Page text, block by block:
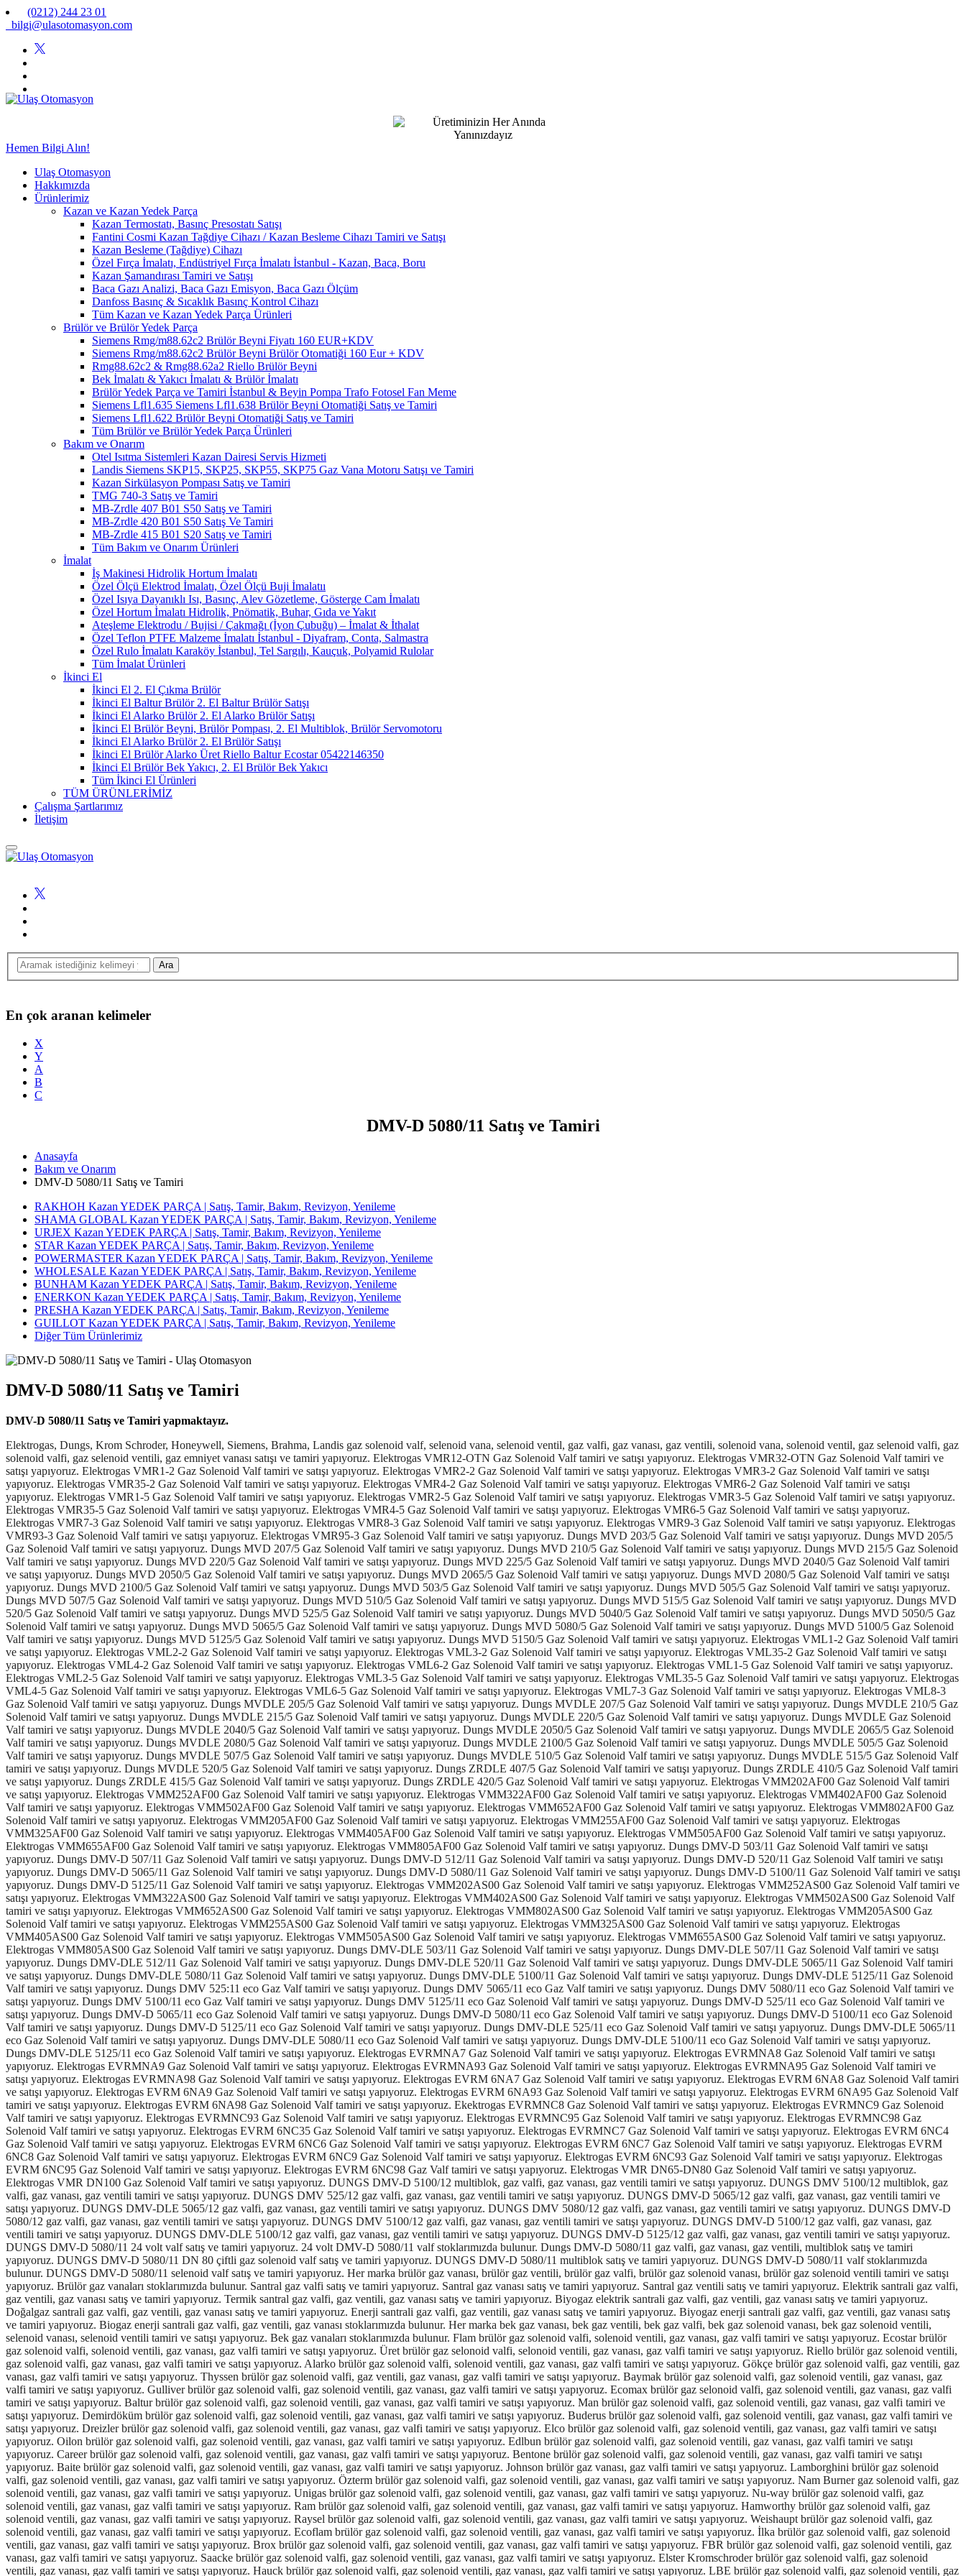
(0212) 244 23 01
bilgi@ulasotomasyon.com
Hemen Bilgi Alın!
Ulaş Otomasyon
Hakkımızda
Ürünlerimiz
Kazan ve Kazan Yedek Parça
Kazan Termostatı, Basınç Presostatı Satışı
Fantini Cosmi Kazan Tağdiye Cihazı / Kazan Besleme Cihazı Tamiri ve Satışı
Kazan Besleme (Tağdiye) Cihazı
Özel Fırça İmalatı, Endüstriyel Fırça İmalatı İstanbul - Kazan, Baca, Boru
Kazan Şamandırası Tamiri ve Satışı
Baca Gazı Analizi, Baca Gazı Emisyon, Baca Gazı Ölçüm
Danfoss Basınç & Sıcaklık Basınç Kontrol Cihazı
Tüm Kazan ve Kazan Yedek Parça Ürünleri
Brülör ve Brülör Yedek Parça
Siemens Rmg/m88.62c2 Brülör Beyni Fiyatı 160 EUR+KDV
Siemens Rmg/m88.62c2 Brülör Beyni Brülör Otomatiği 160 Eur + KDV
Rmg88.62c2 & Rmg88.62a2 Riello Brülör Beyni
Bek İmalatı & Yakıcı İmalatı & Brülör İmalatı
Brülör Yedek Parça ve Tamiri İstanbul & Beyin Pompa Trafo Fotosel Fan Meme
Siemens Lfl1.635 Siemens Lfl1.638 Brülör Beyni Otomatiği Satış ve Tamiri
Siemens Lfl1.622 Brülör Beyni Otomatiği Satış ve Tamiri
Tüm Brülör ve Brülör Yedek Parça Ürünleri
Bakım ve Onarım
Otel Isıtma Sistemleri Kazan Dairesi Servis Hizmeti
Landis Siemens SKP15, SKP25, SKP55, SKP75 Gaz Vana Motoru Satışı ve Tamiri
Kazan Sirkülasyon Pompası Satış ve Tamiri
TMG 740-3 Satış ve Tamiri
MB-Zrdle 407 B01 S50 Satış ve Tamiri
MB-Zrdle 420 B01 S50 Satış Ve Tamiri
MB-Zrdle 415 B01 S20 Satış ve Tamiri
Tüm Bakım ve Onarım Ürünleri
İmalat
İş Makinesi Hidrolik Hortum İmalatı
Özel Ölçü Elektrod İmalatı, Özel Ölçü Buji İmalatıı
Özel Isıya Dayanıklı Isı, Basınç, Alev Gözetleme, Gösterge Cam İmalatı
Özel Hortum İmalatı Hidrolik, Pnömatik, Buhar, Gıda ve Yakıt
Ateşleme Elektrodu / Bujisi / Çakmağı (İyon Çubuğu) – İmalat & İthalat
Özel Teflon PTFE Malzeme İmalatı İstanbul - Diyafram, Conta, Salmastra
Özel Rulo İmalatı Karaköy İstanbul, Tel Sargılı, Kauçuk, Polyamid Rulolar
Tüm İmalat Ürünleri
İkinci El
İkinci El 2. El Çıkma Brülör
İkinci El Baltur Brülör 2. El Baltur Brülör Satışı
İkinci El Alarko Brülör 2. El Alarko Brülör Satışı
İkinci El Brülör Beyni, Brülör Pompası, 2. El Multiblok, Brülör Servomotoru
İkinci El Alarko Brülör 2. El Brülör Satışı
İkinci El Brülör Alarko Üret Riello Baltur Ecostar 05422146350
İkinci El Brülör Bek Yakıcı, 2. El Brülör Bek Yakıcı
Tüm İkinci El Ürünleri
TÜM ÜRÜNLERİMİZ
Çalışma Şartlarımız
İletişim
En çok aranan kelimeler
X
Y
A
B
C
DMV-D 5080/11 Satış ve Tamiri
Anasayfa
Bakım ve Onarım
DMV-D 5080/11 Satış ve Tamiri
RAKHOH Kazan YEDEK PARÇA | Satış, Tamir, Bakım, Revizyon, Yenileme
SHAMA GLOBAL Kazan YEDEK PARÇA | Satış, Tamir, Bakım, Revizyon, Yenileme
URJEX Kazan YEDEK PARÇA | Satış, Tamir, Bakım, Revizyon, Yenileme
STAR Kazan YEDEK PARÇA | Satış, Tamir, Bakım, Revizyon, Yenileme
POWERMASTER Kazan YEDEK PARÇA | Satış, Tamir, Bakım, Revizyon, Yenileme
WHOLESALE Kazan YEDEK PARÇA | Satış, Tamir, Bakım, Revizyon, Yenileme
BUNHAM Kazan YEDEK PARÇA | Satış, Tamir, Bakım, Revizyon, Yenileme
ENERKON Kazan YEDEK PARÇA | Satış, Tamir, Bakım, Revizyon, Yenileme
PRESHA Kazan YEDEK PARÇA | Satış, Tamir, Bakım, Revizyon, Yenileme
GUILLOT Kazan YEDEK PARÇA | Satış, Tamir, Bakım, Revizyon, Yenileme
Diğer Tüm Ürünlerimiz
DMV-D 5080/11 Satış ve Tamiri
DMV-D 5080/11 Satış ve Tamiri yapmaktayız.
Elektrogas, Dungs, Krom Schroder, Honeywell, Siemens, Brahma, Landis gaz solenoid valf, selenoid vana, selenoid ventil, gaz valfi, gaz vanası, gaz ventili, solenoid vana, solenoid ventil, gaz selenoid valfi, gaz solenoid valfi, gaz selenoid ventili, gaz emniyet vanası satışı ve tamiri yapıyoruz. Elektrogas VMR12-OTN Gaz Solenoid Valf tamiri ve satışı yapıyoruz. Elektrogas VMR32-OTN Gaz Solenoid Valf tamiri ve satışı yapıyoruz. Elektrogas VMR1-2 Gaz Solenoid Valf tamiri ve satışı yapıyoruz. Elektrogas VMR2-2 Gaz Solenoid Valf tamiri ve satışı yapıyoruz. Elektrogas VMR3-2 Gaz Solenoid Valf tamiri ve satışı yapıyoruz. Elektrogas VMR35-2 Gaz Solenoid Valf tamiri ve satışı yapıyoruz. Elektrogas VMR4-2 Gaz Solenoid Valf tamiri ve satışı yapıyoruz. Elektrogas VMR6-2 Gaz Solenoid Valf tamiri ve satışı yapıyoruz. Elektrogas VMR1-5 Gaz Solenoid Valf tamiri ve satışı yapıyoruz. Elektrogas VMR2-5 Gaz Solenoid Valf tamiri ve satışı yapıyoruz. Elektrogas VMR3-5 Gaz Solenoid Valf tamiri ve satışı yapıyoruz. Elektrogas VMR35-5 Gaz Solenoid Valf tamiri ve satışı yapıyoruz. Elektrogas VMR4-5 Gaz Solenoid Valf tamiri ve satışı yapıyoruz. Elektrogas VMR6-5 Gaz Solenoid Valf tamiri ve satışı yapıyoruz. Elektrogas VMR7-3 Gaz Solenoid Valf tamiri ve satışı yapıyoruz. Elektrogas VMR8-3 Gaz Solenoid Valf tamiri ve satışı yapıyoruz. Elektrogas VMR9-3 Gaz Solenoid Valf tamiri ve satışı yapıyoruz. Elektrogas VMR93-3 Gaz Solenoid Valf tamiri ve satışı yapıyoruz. Elektrogas VMR95-3 Gaz Solenoid Valf tamiri ve satışı yapıyoruz. Dungs MVD 203/5 Gaz Solenoid Valf tamiri ve satışı yapıyoruz. Dungs MVD 205/5 Gaz Solenoid Valf tamiri ve satışı yapıyoruz. Dungs MVD 207/5 Gaz Solenoid Valf tamiri ve satışı yapıyoruz. Dungs MVD 210/5 Gaz Solenoid Valf tamiri ve satışı yapıyoruz. Dungs MVD 215/5 Gaz Solenoid Valf tamiri ve satışı yapıyoruz. Dungs MVD 220/5 Gaz Solenoid Valf tamiri ve satışı yapıyoruz. Dungs MVD 225/5 Gaz Solenoid Valf tamiri ve satışı yapıyoruz. Dungs MVD 2040/5 Gaz Solenoid Valf tamiri ve satışı yapıyoruz. Dungs MVD 2050/5 Gaz Solenoid Valf tamiri ve satışı yapıyoruz. Dungs MVD 2065/5 Gaz Solenoid Valf tamiri ve satışı yapıyoruz. Dungs MVD 2080/5 Gaz Solenoid Valf tamiri ve satışı yapıyoruz. Dungs MVD 2100/5 Gaz Solenoid Valf tamiri ve satışı yapıyoruz. Dungs MVD 503/5 Gaz Solenoid Valf tamiri ve satışı yapıyoruz. Dungs MVD 505/5 Gaz Solenoid Valf tamiri ve satışı yapıyoruz. Dungs MVD 507/5 Gaz Solenoid Valf tamiri ve satışı yapıyoruz. Dungs MVD 510/5 Gaz Solenoid Valf tamiri ve satışı yapıyoruz. Dungs MVD 515/5 Gaz Solenoid Valf tamiri ve satışı yapıyoruz. Dungs MVD 520/5 Gaz Solenoid Valf tamiri ve satışı yapıyoruz. Dungs MVD 525/5 Gaz Solenoid Valf tamiri ve satışı yapıyoruz. Dungs MVD 5040/5 Gaz Solenoid Valf tamiri ve satışı yapıyoruz. Dungs MVD 5050/5 Gaz Solenoid Valf tamiri ve satışı yapıyoruz. Dungs MVD 5065/5 Gaz Solenoid Valf tamiri ve satışı yapıyoruz. Dungs MVD 5080/5 Gaz Solenoid Valf tamiri ve satışı yapıyoruz. Dungs MVD 5100/5 Gaz Solenoid Valf tamiri ve satışı yapıyoruz. Dungs MVD 5125/5 Gaz Solenoid Valf tamiri ve satışı yapıyoruz. Dungs MVD 5150/5 Gaz Solenoid Valf tamiri ve satışı yapıyoruz. Elektrogas VML1-2 Gaz Solenoid Valf tamiri ve satışı yapıyoruz. Elektrogas VML2-2 Gaz Solenoid Valf tamiri ve satışı yapıyoruz. Elektrogas VML3-2 Gaz Solenoid Valf tamiri ve satışı yapıyoruz. Elektrogas VML35-2 Gaz Solenoid Valf tamiri ve satışı yapıyoruz. Elektrogas VML4-2 Gaz Solenoid Valf tamiri ve satışı yapıyoruz. Elektrogas VML6-2 Gaz Solenoid Valf tamiri ve satışı yapıyoruz. Elektrogas VML1-5 Gaz Solenoid Valf tamiri ve satışı yapıyoruz. Elektrogas VML2-5 Gaz Solenoid Valf tamiri ve satışı yapıyoruz. Elektrogas VML3-5 Gaz Solenoid Valf tamiri ve satışı yapıyoruz. Elektrogas VML35-5 Gaz Solenoid Valf tamiri ve satışı yapıyoruz. Elektrogas VML4-5 Gaz Solenoid Valf tamiri ve satışı yapıyoruz. Elektrogas VML6-5 Gaz Solenoid Valf tamiri ve satışı yapıyoruz. Elektrogas VML7-3 Gaz Solenoid Valf tamiri ve satışı yapıyoruz. Elektrogas VML8-3 Gaz Solenoid Valf tamiri ve satışı yapıyoruz. Dungs MVDLE 205/5 Gaz Solenoid Valf tamiri ve satışı yapıyoruz. Dungs MVDLE 207/5 Gaz Solenoid Valf tamiri ve satışı yapıyoruz. Dungs MVDLE 210/5 Gaz Solenoid Valf tamiri ve satışı yapıyoruz. Dungs MVDLE 215/5 Gaz Solenoid Valf tamiri ve satışı yapıyoruz. Dungs MVDLE 220/5 Gaz Solenoid Valf tamiri ve satışı yapıyoruz. Dungs MVDLE Gaz Solenoid Valf tamiri ve satışı yapıyoruz. Dungs MVDLE 2040/5 Gaz Solenoid Valf tamiri ve satışı yapıyoruz. Dungs MVDLE 2050/5 Gaz Solenoid Valf tamiri ve satışı yapıyoruz. Dungs MVDLE 2065/5 Gaz Solenoid Valf tamiri ve satışı yapıyoruz. Dungs MVDLE 2080/5 Gaz Solenoid Valf tamiri ve satışı yapıyoruz. Dungs MVDLE 2100/5 Gaz Solenoid Valf tamiri ve satışı yapıyoruz. Dungs MVDLE 505/5 Gaz Solenoid Valf tamiri ve satışı yapıyoruz. Dungs MVDLE 507/5 Gaz Solenoid Valf tamiri ve satışı yapıyoruz. Dungs MVDLE 510/5 Gaz Solenoid Valf tamiri ve satışı yapıyoruz. Dungs MVDLE 515/5 Gaz Solenoid Valf tamiri ve satışı yapıyoruz. Dungs MVDLE 520/5 Gaz Solenoid Valf tamiri ve satışı yapıyoruz. Dungs ZRDLE 407/5 Gaz Solenoid Valf tamiri ve satışı yapıyoruz. Dungs ZRDLE 410/5 Gaz Solenoid Valf tamiri ve satışı yapıyoruz. Dungs ZRDLE 415/5 Gaz Solenoid Valf tamiri ve satışı yapıyoruz. Dungs ZRDLE 420/5 Gaz Solenoid Valf tamiri ve satışı yapıyoruz. Elektrogas VMM202AF00 Gaz Solenoid Valf tamiri ve satışı yapıyoruz. Elektrogas VMM252AF00 Gaz Solenoid Valf tamiri ve satışı yapıyoruz. Elektrogas VMM322AF00 Gaz Solenoid Valf tamiri ve satışı yapıyoruz. Elektrogas VMM402AF00 Gaz Solenoid Valf tamiri ve satışı yapıyoruz. Elektrogas VMM502AF00 Gaz Solenoid Valf tamiri ve satışı yapıyoruz. Elektrogas VMM652AF00 Gaz Solenoid Valf tamiri ve satışı yapıyoruz. Elektrogas VMM802AF00 Gaz Solenoid Valf tamiri ve satışı yapıyoruz. Elektrogas VMM205AF00 Gaz Solenoid Valf tamiri ve satışı yapıyoruz. Elektrogas VMM255AF00 Gaz Solenoid Valf tamiri ve satışı yapıyoruz. Elektrogas VMM325AF00 Gaz Solenoid Valf tamiri ve satışı yapıyoruz. Elektrogas VMM405AF00 Gaz Solenoid Valf tamiri ve satışı yapıyoruz. Elektrogas VMM505AF00 Gaz Solenoid Valf tamiri ve satışı yapıyoruz. Elektrogas VMM655AF00 Gaz Solenoid Valf tamiri ve satışı yapıyoruz. Elektrogas VMM805AF00 Gaz Solenoid Valf tamiri ve satışı yapıyoruz. Dungs DMV-D 503/11 Gaz Solenoid Valf tamiri ve satışı yapıyoruz. Dungs DMV-D 507/11 Gaz Solenoid Valf tamiri ve satışı yapıyoruz. Dungs DMV-D 512/11 Gaz Solenoid Valf tamiri va satışı yapıyoruz. Dungs DMV-D 520/11 Gaz Solenoid Valf tamiri ve satışı yapıyoruz. Dungs DMV-D 5065/11 Gaz Solenoid Valf tamiri ve satışı yapıyoruz. Dungs DMV-D 5080/11 Gaz Solenoid Valf tamiri ve satışı yapıyoruz. Dungs DMV-D 5100/11 Gaz Solenoid Valf tamiri ve satışı yapıyoruz. Dungs DMV-D 5125/11 Gaz Solenoid Valf tamiri ve satışı yapıyoruz. Elektrogas VMM202AS00 Gaz Solenoid Valf tamiri ve satışı yapıyoruz. Elektrogas VMM252AS00 Gaz Solenoid Valf tamiri ve satışı yapıyoruz. Elektrogas VMM322AS00 Gaz Solenoid Valf tamiri ve satışı yapıyoruz. Elektrogas VMM402AS00 Gaz Solenoid Valf tamiri ve satışı yapıyoruz. Elektrogas VMM502AS00 Gaz Solenoid Valf tamiri ve satışı yapıyoruz. Elektrogas VMM652AS00 Gaz Solenoid Valf tamiri ve satışı yapıyoruz. Elektrogas VMM802AS00 Gaz Solenoid Valf tamiri ve satışı yapıyoruz. Elektrogas VMM205AS00 Gaz Solenoid Valf tamiri ve satışı yapıyoruz. Elektrogas VMM255AS00 Gaz Solenoid Valf tamiri ve satışı yapıyoruz. Elektrogas VMM325AS00 Gaz Solenoid Valf tamiri ve satışı yapıyoruz. Elektrogas VMM405AS00 Gaz Solenoid Valf tamiri ve satışı yapıyoruz. Elektrogas VMM505AS00 Gaz Solenoid Valf tamiri ve satışı yapıyoruz. Elektrogas VMM655AS00 Gaz Solenoid Valf tamiri ve satışı yapıyoruz. Elektrogas VMM805AS00 Gaz Solenoid Valf tamiri ve satışı yapıyoruz. Dungs DMV-DLE 503/11 Gaz Solenoid Valf tamiri ve satışı yapıyoruz. Dungs DMV-DLE 507/11 Gaz Solenoid Valf tamiri ve satışı yapıyoruz. Dungs DMV-DLE 512/11 Gaz Solenoid Valf tamiri ve satışı yapıyoruz. Dungs DMV-DLE 520/11 Gaz Solenoid Valf tamiri ve satışı yapıyoruz. Dungs DMV-DLE 5065/11 Gaz Solenoid Valf tamiri ve satışı yapıyoruz. Dungs DMV-DLE 5080/11 Gaz Solenoid Valf tamiri ve satışı yapıyoruz. Dungs DMV-DLE 5100/11 Gaz Solenoid Valf tamiri ve satışı yapıyoruz. Dungs DMV-DLE 5125/11 Gaz Solenoid Valf tamiri ve satışı yapıyoruz. Dungs DMV 525:11 eco Gaz Valf tamiri ve satışı yapıyoruz. Dungs DMV 5065/11 eco Gaz Valf tamiri ve satışı yapıyoruz. Dungs DMV 5080/11 eco Gaz Solenoid Valf tamiri ve satışı yapıyoruz. Dungs DMV 5100/11 eco Gaz Valf tamiri ve satışı yapıyoruz. Dungs DMV 5125/11 eco Gaz Solenoid Valf tamiri ve satışı yapıyoruz. Dungs DMV-D 525/11 eco Gaz Solenoid Valf tamiri ve satışı yapıyoruz. Dungs DMV-D 5065/11 eco Gaz Solenoid Valf tamiri ve satışı yapıyoruz. Dungs DMV-D 5080/11 eco Gaz Solenoid Valf tamiri ve satışı yapıyoruz. Dungs DMV-D 5100/11 eco Gaz Solenoid Valf tamiri ve satışı yapıyoruz. Dungs DMV-D 5125/11 eco Gaz Solenoid Valf tamiri ve satışı yapıyoruz. Dungs DMV-DLE 525/11 eco Gaz Solenoid Valf tamiri ve satışı yapıyoruz. Dungs DMV-DLE 5065/11 eco Gaz Solenoid Valf tamiri ve satışı yapıyoruz. Dungs DMV-DLE 5080/11 eco Gaz Solenoid Valf tamiri ve satışı yapıyoruz. Dungs DMV-DLE 5100/11 eco Gaz Solenoid Valf tamiri ve satışı yapıyoruz. Dungs DMV-DLE 5125/11 eco Gaz Solenoid Valf tamiri ve satışı yapıyoruz. Elektrogas EVRMNA7 Gaz Solenoid Valf tamiri ve satışı yapıyoruz. Elektrogas EVRMNA8 Gaz Solenoid Valf tamiri ve satışı yapıyoruz. Elektrogas EVRMNA9 Gaz Solenoid Valf tamiri ve satışı yapıyoruz. Elektrogas EVRMNA93 Gaz Solenoid Valf tamiri ve satışı yapıyoruz. Elektrogas EVRMNA95 Gaz Solenoid Valf tamiri ve satışı yapıyoruz. Elektrogas EVRMNA98 Gaz Solenoid Valf tamiri ve satışı yapıyoruz. Elektrogas EVRM 6NA7 Gaz Solenoid Valf tamiri ve satışı yapıyoruz. Elektrogas EVRM 6NA8 Gaz Solenoid Valf tamiri ve satışı yapıyoruz. Elektrogas EVRM 6NA9 Gaz Solenoid Valf tamiri ve satışı yapıyoruz. Elektrogas EVRM 6NA93 Gaz Solenoid Valf tamiri ve satışı yapıyoruz. Elektrogas EVRM 6NA95 Gaz